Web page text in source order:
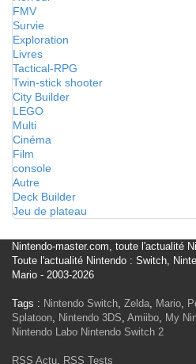
FMV
Survie
Exploration
Livres
Tactical-RPG
Twin-stick shooter
City Builder
LEGO
Multi
Cinéma
Film
console
Autre
Deck Builder
Jeu de plateau
Nintendo-master.com, toute l'actualité
Toute l'actualité Nintendo : Switch,
Mario - 2003-2026
Tags : Nintendo Switch, Zelda, Mario,
Splatoon, Nintendo 3DS, Amiibo, My
Nintendo Labo Nintendo Switch 2
RSS Actu, RSS Tests